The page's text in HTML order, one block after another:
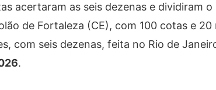
acertaram as seis dezenas e dividiram
de Fortaleza (CE), com 100 cotas e
com seis dezenas, feita no Rio de
.